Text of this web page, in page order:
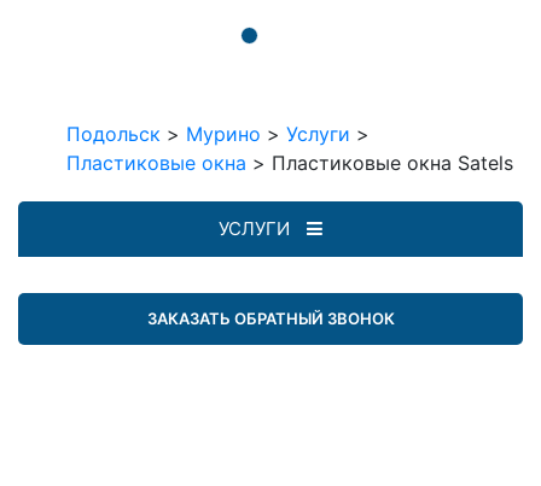
Подольск > Мурино > Услуги >
Пластиковые окна > Пластиковые окна Satels
УСЛУГИ
ЗАКАЗАТЬ ОБРАТНЫЙ ЗВОНОК